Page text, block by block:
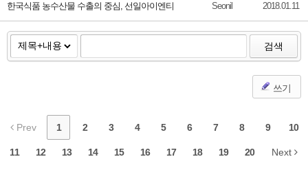
한국식품 농수산물 수출의 중심, 선일아이엔티 Seonil 2018.01.11
검색
쓰기
Prev 1 2 3 4 5 6 7 8 9 10
11 12 13 14 15 16 17 18 19 20 Next